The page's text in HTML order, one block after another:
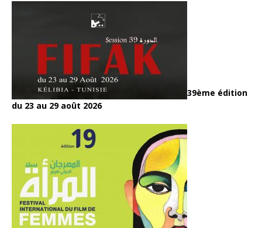
39ème édition
du 23 au 29 août 2026